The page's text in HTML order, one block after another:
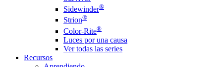
Sidewinder®
Strion®
Color-Rite®
Luces por una causa
Ver todas las series
Recursos